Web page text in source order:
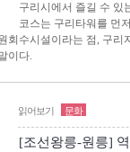
구리시에서 즐길 수 있
코스는 구리타워를 먼
회수시설이라는 점, 구
이다.
읽어보기 문화
[조선왕릉-원릉]